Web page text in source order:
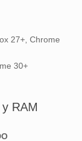
27+, Chrome
30+
RAM